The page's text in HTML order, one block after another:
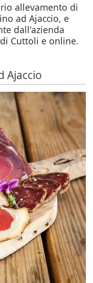
allevamento di
ad Ajaccio, e
dall'azienda
Cuttoli e online.
Ajaccio